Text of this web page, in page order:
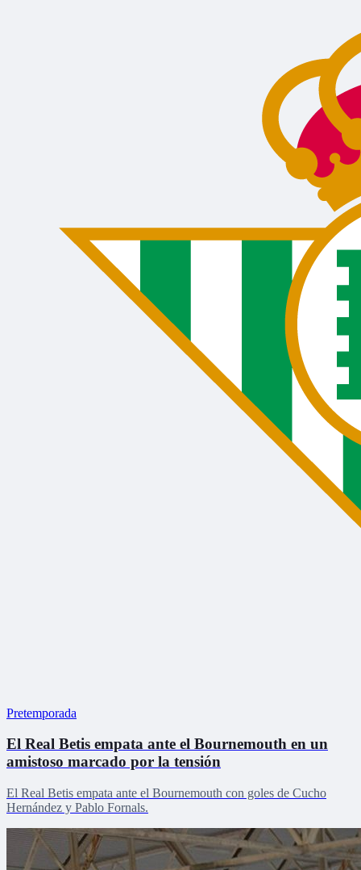
Pretemporada
El Real Betis empata ante el Bournemouth en un
amistoso marcado por la tensión
El Real Betis empata ante el Bournemouth con goles de Cucho
Hernández y Pablo Fornals.